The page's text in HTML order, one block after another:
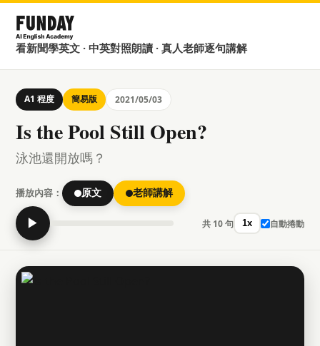
看新聞學英文 · 中英對照朗讀 · 真人老師逐句講解
A1 程度 簡易版 2021/05/03
Is the Pool Still Open?
泳池還開放嗎？
播放內容： 原文 老師講解
▶ 共 10 句 1x 自動捲動